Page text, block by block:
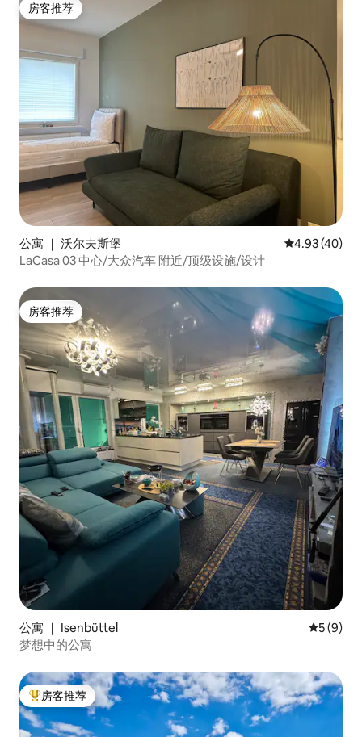
房客推荐
房客推荐
公寓 ｜ 沃尔夫斯堡 平均评分
4.93 (40)
LaCasa 03 中心/大众汽车 附近/顶级设施/设计
房客推荐
房客推荐
公寓 ｜ Isenbüttel 平均评分
5 (9)
梦想中的公寓
热门「房客推荐」
房客推荐